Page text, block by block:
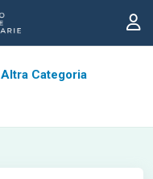
Altra Categoria